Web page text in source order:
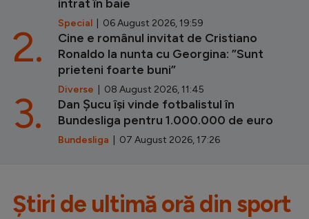
intrat în baie
Special | 06 August 2026, 19:59
Cine e românul invitat de Cristiano
Ronaldo la nunta cu Georgina: ”Sunt
prieteni foarte buni”
Diverse | 08 August 2026, 11:45
2.
Dan Șucu își vinde fotbalistul în
Bundesliga pentru 1.000.000 de euro
Bundesliga | 07 August 2026, 17:26
3.
Știri de ultimă oră din sport